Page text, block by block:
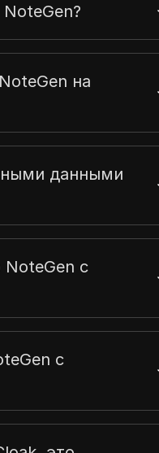
на
данными
NoteGen с
с